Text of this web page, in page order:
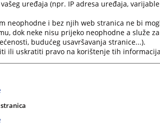
Press
the
question
mark
key
to
get
Stavovi sudske prakse Bosne i
29.06.2026.
uređaja (npr. IP adresa uređaja,
neophodne i bez njih web stranica ne bi
dok neke nisu prijeko neophodne a služe
budućeg usavršavanja stranice...).
ili uskratiti pravo na korištenje tih